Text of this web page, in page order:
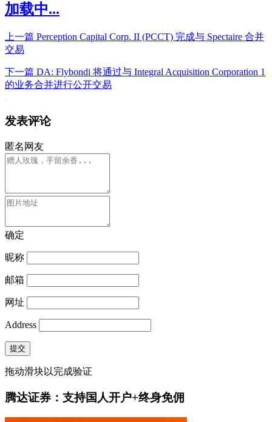
加载中...
上一篇 Perception Capital Corp. II (PCCT) 完成与 Spectaire 合并
交易
下一篇 DA: Flybondi 将通过与 Integral Acquisition Corporation 1
的业务合并进行公开交易
发表评论
匿名网友
确定
昵称
邮箱
网址
Address
提交
拖动滑块以完成验证
腾达证券：支持国人开户+终身免佣